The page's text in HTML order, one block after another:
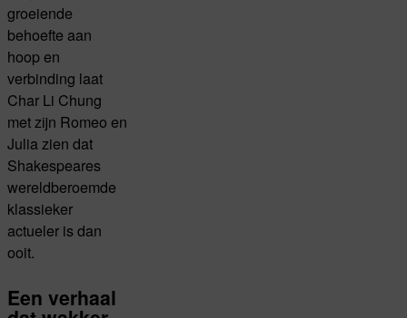
groeiende
behoefte aan
hoop en
verbinding laat
Char Li Chung
met zijn Romeo en
Julia zien dat
Shakespeares
wereldberoemde
klassieker
actueler is dan
ooit.
Een verhaal